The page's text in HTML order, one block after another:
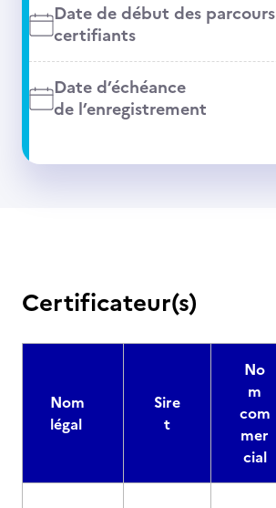
Date de début des parcours
certifiants
Date d’échéance
de l’enregistrement
Certificateur(s)
Nom
légal
Sire
t
No
m
com
mer
cial